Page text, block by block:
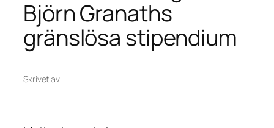
Björn Granaths
gränslösa stipendium
Skrivet avi